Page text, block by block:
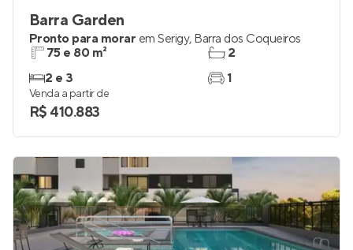
Barra Garden
Pronto para morar em Serigy, Barra dos Coqueiros
75 e 80 m²
2 e 3
2
1
Venda a partir de
R$ 410.883